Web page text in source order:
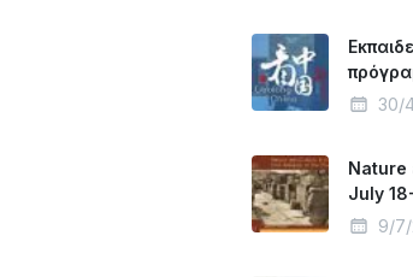
30/
Nature
July
9/